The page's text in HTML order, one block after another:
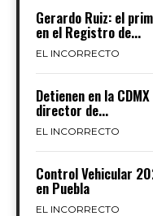
Gerardo Ruiz: el
en el Registro de...
EL INCORRECTO
Detienen en la
director de...
EL INCORRECTO
Control Vehicular
en Puebla
EL INCORRECTO